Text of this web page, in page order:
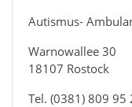
Autismus-
Warnowallee 30
18107 Rostock
Tel. (0381) 809 95